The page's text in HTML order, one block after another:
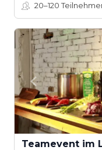
20–120